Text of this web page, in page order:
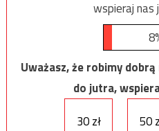
wspieraj nas
Uważasz, że robimy
do jutra,
30 zł
50